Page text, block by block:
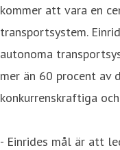
kommer att vara en
transportsystem.
autonoma
mer än 60 procent av
konkurrenskraftiga
- Einrides mål är att